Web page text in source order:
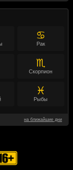
♋
Рак
♏
Скорпион
♓
Рыбы
на ближайшие дни